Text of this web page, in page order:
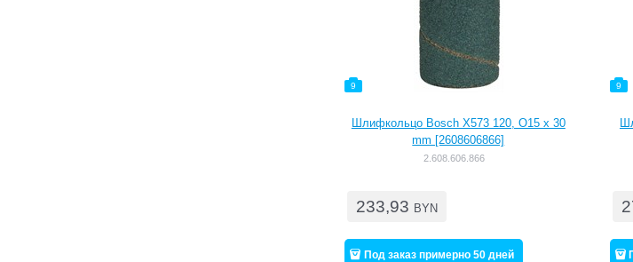
9
Шлифкольцо Bosch X573 120, O15 x 30
mm [2608606866]
2.608.606.866
233,93 BYN
Под заказ примерно 50 дней
9